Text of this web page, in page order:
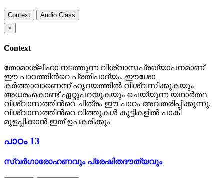
Context
Audio Class
×
Context
തോമാശ്ലീഹാ നടത്തുന്ന വിശ്വാസപ്രഖ്യാപനമാണ്
ഈ പാഠത്തിന്‍റെ പ്രതിപാദ്യം. ഈശോ
കര്‍ത്താവാണെന്ന് ഹൃദയത്തില്‍ വിശ്വസിക്കുകയും
അധരംകൊണ്ട് ഏറ്റുപറയുകയും ചെയ്യുന്ന യഥാര്‍ത്ഥ
വിശ്വാസത്തിന്‍റെ ചിത്രം ഈ പാഠം അവതരിപ്പിക്കുന്നു.
വിശ്വാസത്തിന്‍റെ വിത്തുകള്‍ കുട്ടികളില്‍ പാകി
മുളപ്പിക്കാന്‍ ഇത് ഉപകരിക്കും
പാഠം 13
സ്വര്‍ഗാരോഹണവും പ്രേഷിതദൗത്യവും